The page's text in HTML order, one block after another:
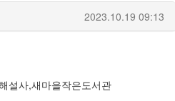
2023.10.19 09:13
설사,새마을작은도서관